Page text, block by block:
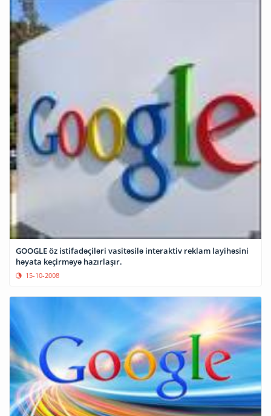
GOOGLE öz istifadəçiləri vasitəsilə interaktiv reklam layihəsini
həyata keçirməyə hazırlaşır.
15-10-2008